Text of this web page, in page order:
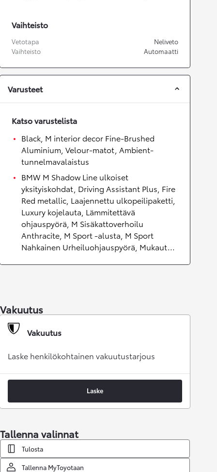
Vaihteisto
Vetotapa
Neliveto
Vaihteisto
Automaatti
Varusteet
Katso varustelista
Black, M interior decor Fine-Brushed
Aluminium, Velour-matot, Ambient-
tunnelmavalaistus
BMW M Shadow Line ulkoiset
yksityiskohdat, Driving Assistant Plus, Fire
Red metallic, Laajennettu ulkopeilipaketti,
Luxury kojelauta, Lämmitettävä
ohjauspyörä, M Sisäkattoverhoilu
Anthracite, M Sport -alusta, M Sport
Nahkainen Urheiluohjauspyörä, Mukaut...
Vakuutus
Vakuutus
Laske henkilökohtainen vakuutustarjous
Laske
Tallenna valinnat
Tulosta
Tallenna MyToyotaan